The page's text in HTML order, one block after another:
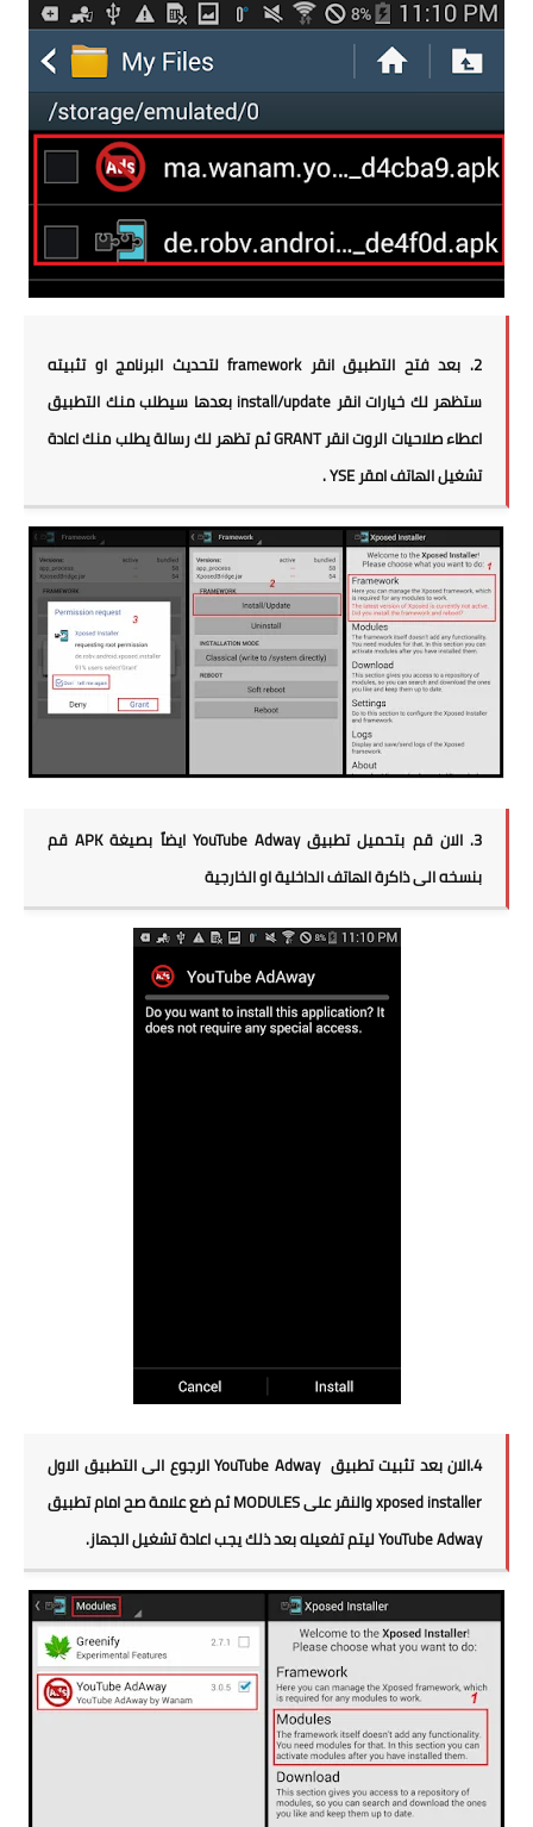
2. بعد فتح التطبيق انقر framework لتحديث البرنامج او تثبيته
ستظهر لك خيارات انقر install/update بعدها سيطلب منك التطبيق
اعطاء صلاحيات الروت انقر GRANT ثم تظهر لك رسالة يطلب منك اعادة
تشغيل الهاتف امقر YSE .
3. الان قم بتحميل تطبيق YouTube Adway
ايضاً بصيغة APK قم
بنسخه الى ذاكرة الهاتف الداخلية او الخارجية
4.الان بعد تثبيت تطبيق YouTube Adway الرجوع الى التطبيق الاول
xposed installer والنقر على MODULES ثم ضع علامة صح امام تطبيق
YouTube Adway ليتم تفعيله بعد ذلك يجب اعادة تشغيل الجهاز.